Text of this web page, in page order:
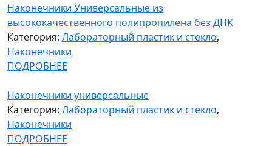
Наконечники Универсальные из
высококачественного полипропилена без ДНК
Категория: Лабораторный пластик и стекло,
Наконечники
ПОДРОБНЕЕ
Наконечники универсальные
Категория: Лабораторный пластик и стекло,
Наконечники
ПОДРОБНЕЕ